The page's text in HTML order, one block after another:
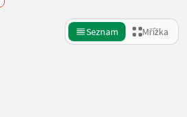
Seznam Mřížka